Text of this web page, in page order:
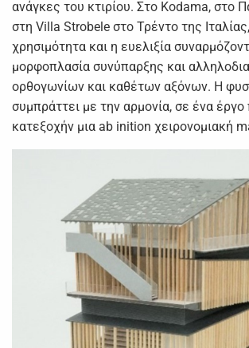
ανάγκες του κτιρίου. Στο Kodama, στο
στη Villa Strobele στο Τρέντο της
χρησιμότητα και η ευελιξία
μορφοπλασία συνύπαρξης και
ορθογωνίων και καθέτων αξόνων. Η
συμπράττει με την αρμονία, σε ένα
κατεξοχήν μια ab inition χειρονομιακή